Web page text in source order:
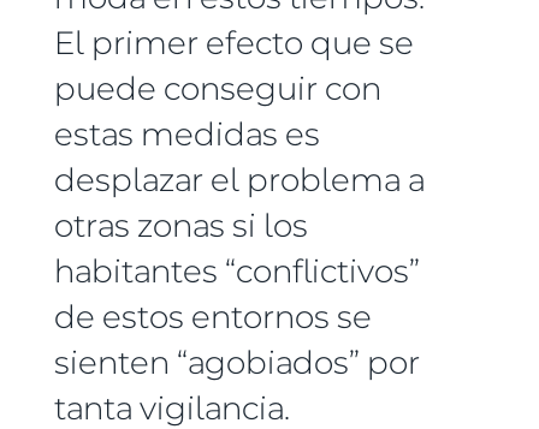
El primer efecto que se
puede conseguir con
estas medidas es
desplazar el problema a
otras zonas si los
habitantes “conflictivos”
de estos entornos se
sienten “agobiados” por
tanta vigilancia.